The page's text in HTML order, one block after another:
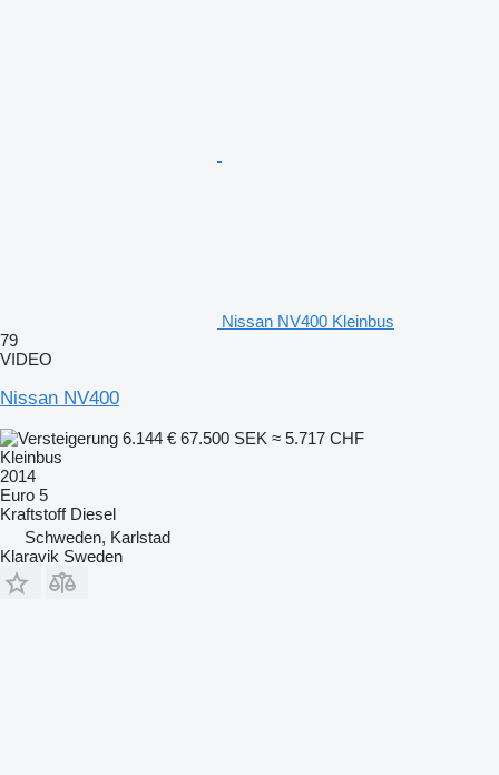
Nissan NV400 Kleinbus
79
VIDEO
Nissan NV400
6.144 € 67.500 SEK ≈ 5.717 CHF
Kleinbus
2014
Euro 5
Kraftstoff Diesel
Schweden, Karlstad
Klaravik Sweden